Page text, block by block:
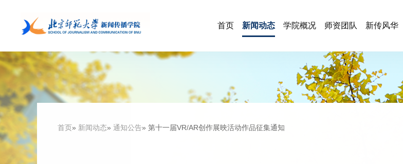
首页 新闻动态 学院概况 师资团队 新传风华
首页» 新闻动态» 通知公告» 第十一届VR/AR创作展映活动作品征集通知